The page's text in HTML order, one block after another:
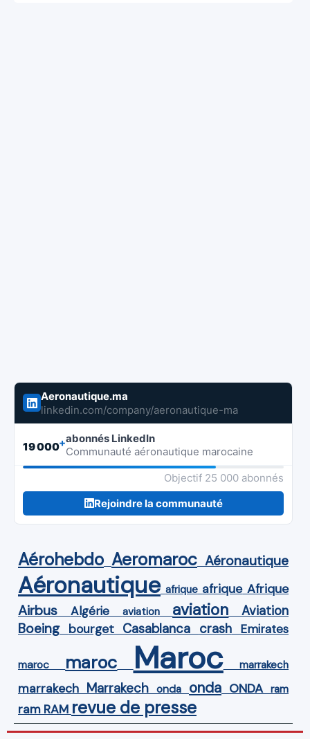
Aeronautique.ma
linkedin.com/company/aeronautique-ma
19 000+abonnés LinkedIn
Communauté aéronautique marocaine
Objectif 25 000 abonnés
Rejoindre la communauté
Aérohebdo Aeromaroc Aéronautique
Aéronautique afrique afrique Afrique
Airbus Algérie aviation aviation Aviation
Boeing bourget Casablanca crash Emirates
maroc maroc Maroc marrakech
marrakech Marrakech onda onda ONDA ram
ram RAM revue de presse